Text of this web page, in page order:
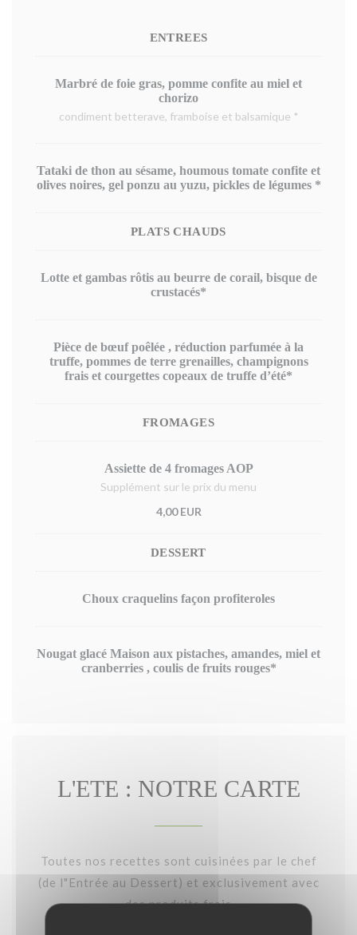
ENTREES
Marbré de foie gras, pomme confite au miel et
chorizo
condiment betterave, framboise et balsamique *
Tataki de thon au sésame, houmous tomate confite et
olives noires, gel ponzu au yuzu, pickles de légumes *
PLATS CHAUDS
Lotte et gambas rôtis au beurre de corail, bisque de
crustacés*
Pièce de bœuf poêlée , réduction parfumée à la
truffe, pommes de terre grenailles, champignons
frais et courgettes copeaux de truffe d’été*
FROMAGES
Assiette de 4 fromages AOP
Supplément sur le prix du menu
4,00 EUR
DESSERT
Choux craquelins façon profiteroles
Nougat glacé Maison aux pistaches, amandes, miel et
cranberries , coulis de fruits rouges*
L'ETE : NOTRE CARTE
Toutes nos recettes sont cuisinées par le chef
(de l"Entrée au Dessert) et exclusivement avec
des produits frais